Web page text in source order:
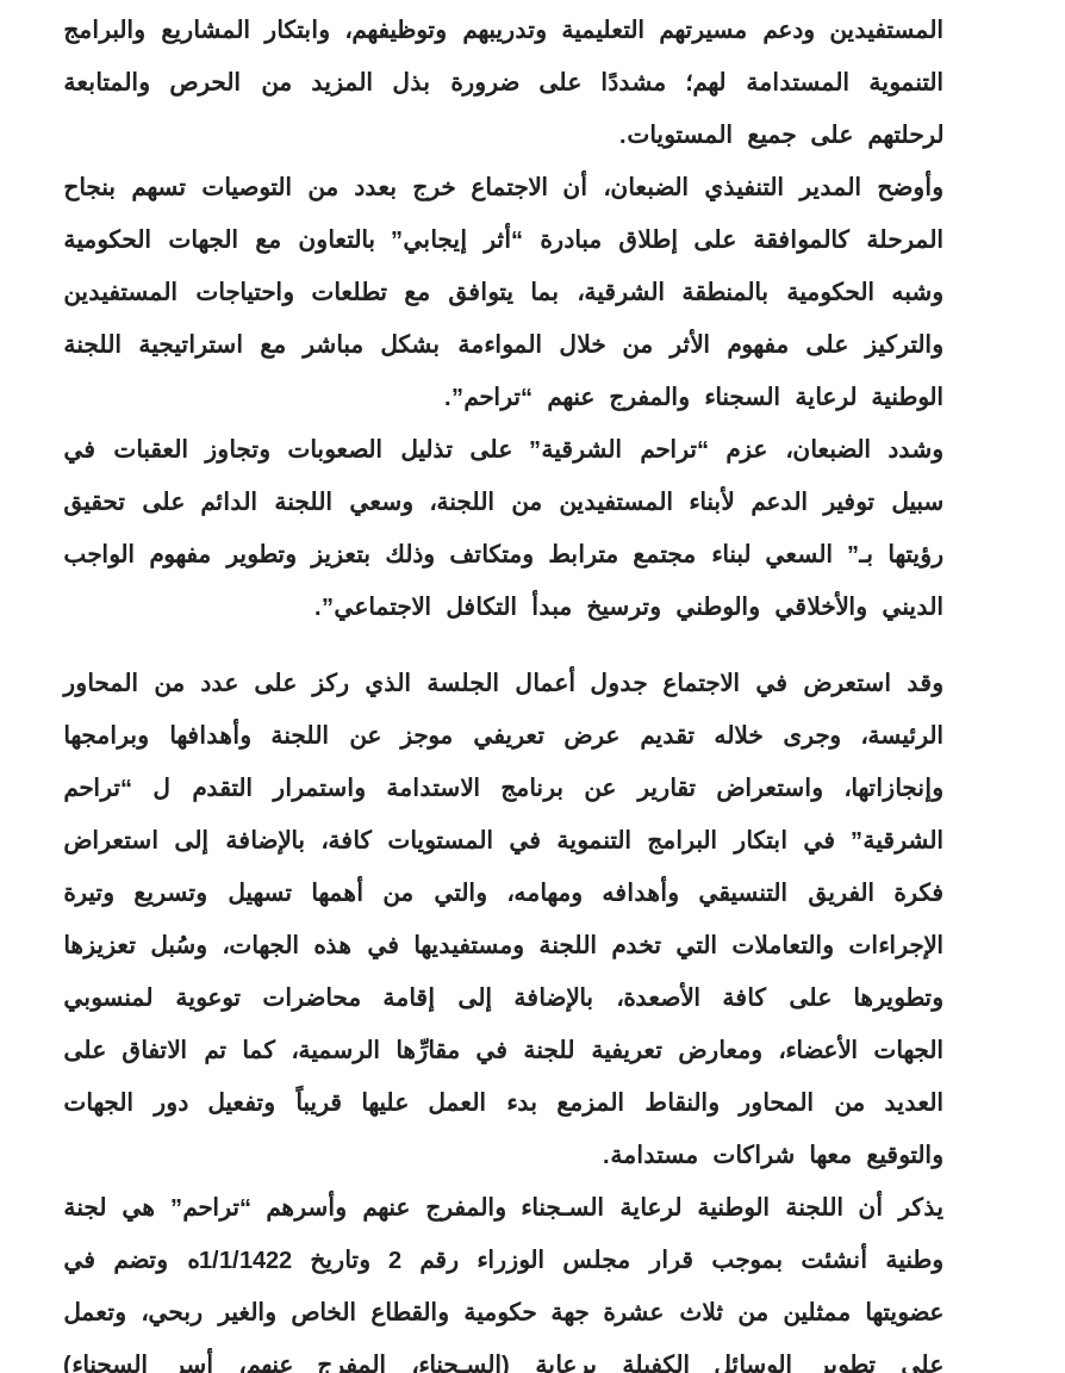
المستفيدين ودعم مسيرتهم التعليمية وتدريبهم وتوظيفهم، وابتكار المشاريع والبرامج
التنموية المستدامة لهم؛ مشددًا على ضرورة بذل المزيد من الحرص والمتابعة
لرحلتهم على جميع المستويات.
وأوضح المدير التنفيذي الضبعان، أن الاجتماع خرج بعدد من التوصيات تسهم بنجاح
المرحلة كالموافقة على إطلاق مبادرة “أثر إيجابي” بالتعاون مع الجهات الحكومية
وشبه الحكومية بالمنطقة الشرقية، بما يتوافق مع تطلعات واحتياجات المستفيدين
والتركيز على مفهوم الأثر من خلال المواءمة بشكل مباشر مع استراتيجية اللجنة
الوطنية لرعاية السجناء والمفرج عنهم “تراحم”.
وشدد الضبعان، عزم “تراحم الشرقية” على تذليل الصعوبات وتجاوز العقبات في
سبيل توفير الدعم لأبناء المستفيدين من اللجنة، وسعي اللجنة الدائم على تحقيق
رؤيتها بـ” السعي لبناء مجتمع مترابط ومتكاتف وذلك بتعزيز وتطوير مفهوم الواجب
الديني والأخلاقي والوطني وترسيخ مبدأ التكافل الاجتماعي”.
وقد استعرض في الاجتماع جدول أعمال الجلسة الذي ركز على عدد من المحاور
الرئيسة، وجرى خلاله تقديم عرض تعريفي موجز عن اللجنة وأهدافها وبرامجها
وإنجازاتها، واستعراض تقارير عن برنامج الاستدامة واستمرار التقدم ل “تراحم
الشرقية” في ابتكار البرامج التنموية في المستويات كافة، بالإضافة إلى استعراض
فكرة الفريق التنسيقي وأهدافه ومهامه، والتي من أهمها تسهيل وتسريع وتيرة
الإجراءات والتعاملات التي تخدم اللجنة ومستفيديها في هذه الجهات، وسُبل تعزيزها
وتطويرها على كافة الأصعدة، بالإضافة إلى إقامة محاضرات توعوية لمنسوبي
الجهات الأعضاء، ومعارض تعريفية للجنة في مقارِّها الرسمية، كما تم الاتفاق على
العديد من المحاور والنقاط المزمع بدء العمل عليها قريباً وتفعيل دور الجهات
والتوقيع معها شراكات مستدامة.
يذكر أن اللجنة الوطنية لرعاية السـجناء والمفرج عنهم وأسرهم “تراحم” هي لجنة
وطنية أنشئت بموجب قرار مجلس الوزراء رقم 2 وتاريخ 1/1/1422ه وتضم في
عضويتها ممثلين من ثلاث عشرة جهة حكومية والقطاع الخاص والغير ربحي، وتعمل
على تطوير الوسائل الكفيلة برعاية (السـجناء، المفرج عنهم، أسر السجناء)